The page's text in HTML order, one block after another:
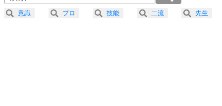
プラス思考
2.5倍速 （140KB 35秒）
3.0倍速 （117KB 29秒）
意識 プロ 技能 二流 先生